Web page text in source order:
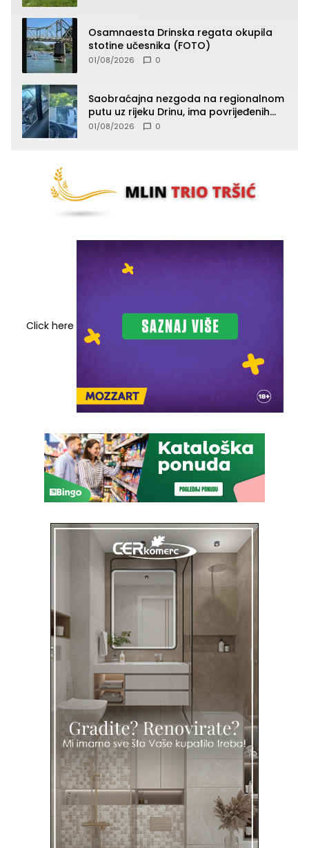
Osamnaesta Drinska regata okupila
stotine učesnika (FOTO)
01/08/2026 0
Saobraćajna nezgoda na regionalnom
putu uz rijeku Drinu, ima povrijeđenih
lica (FOTO)
01/08/2026 0
Click here